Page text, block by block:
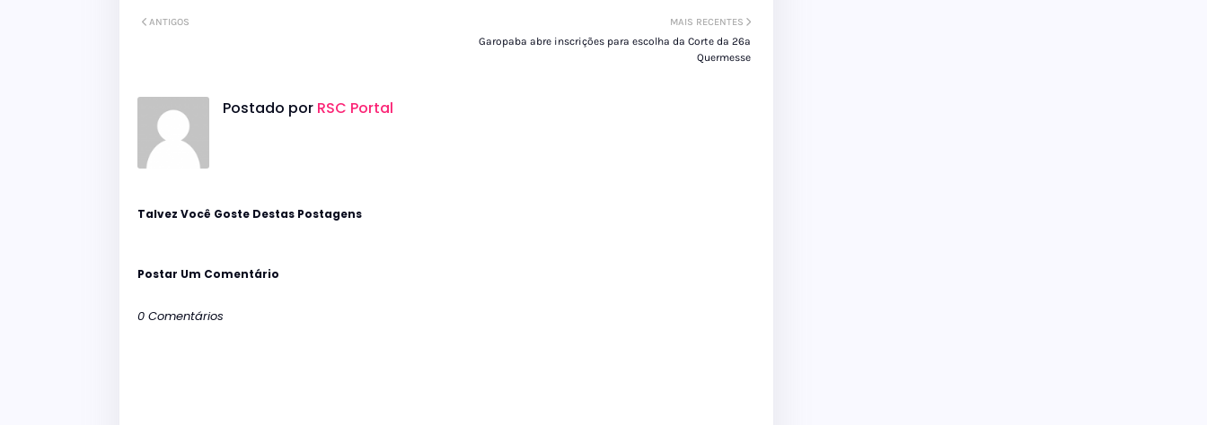
MAIS RECENTES
Garopaba abre inscrições para escolha da Corte da 26ª
Quermesse
ANTIGOS
Postado por RSC Portal
Talvez Você Goste Destas Postagens
Postar Um Comentário
0 Comentários